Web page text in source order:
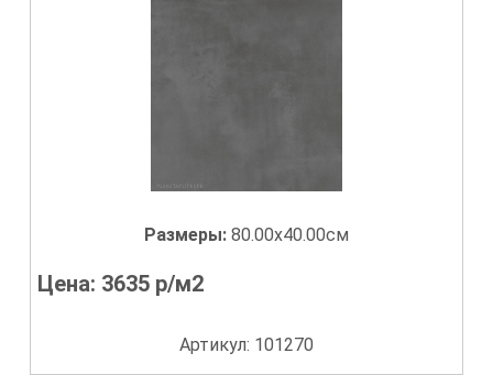
Размеры: 80.00x40.00см
Цена: 3635 р/м2
Артикул: 101270